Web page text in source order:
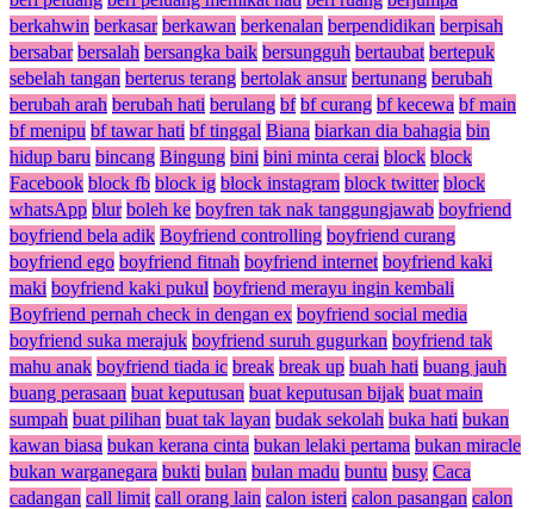
berkahwin berkasar berkawan berkenalan berpendidikan berpisah
bersabar bersalah bersangka baik bersungguh bertaubat bertepuk
sebelah tangan berterus terang bertolak ansur bertunang berubah
berubah arah berubah hati berulang bf bf curang bf kecewa bf main
bf menipu bf tawar hati bf tinggal Biana biarkan dia bahagia bin
hidup baru bincang Bingung bini bini minta cerai block block
Facebook block fb block ig block instagram block twitter block
whatsApp blur boleh ke boyfren tak nak tanggungjawab boyfriend
boyfriend bela adik Boyfriend controlling boyfriend curang
boyfriend ego boyfriend fitnah boyfriend internet boyfriend kaki
maki boyfriend kaki pukul boyfriend merayu ingin kembali
Boyfriend pernah check in dengan ex boyfriend social media
boyfriend suka merajuk boyfriend suruh gugurkan boyfriend tak
mahu anak boyfriend tiada ic break break up buah hati buang jauh
buang perasaan buat keputusan buat keputusan bijak buat main
sumpah buat pilihan buat tak layan budak sekolah buka hati bukan
kawan biasa bukan kerana cinta bukan lelaki pertama bukan miracle
bukan warganegara bukti bulan bulan madu buntu busy Caca
cadangan call limit call orang lain calon isteri calon pasangan calon